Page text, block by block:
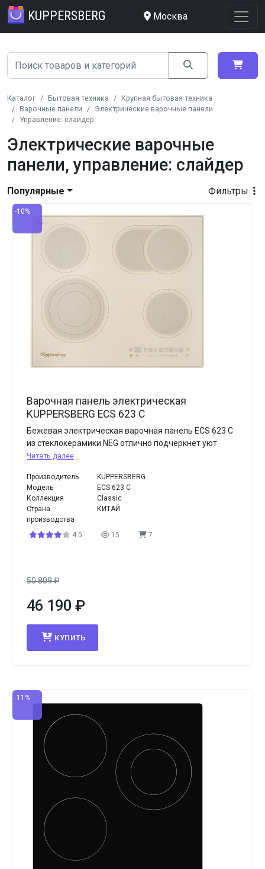
KUPPERSBERG Москва
Каталог Бытовая техника
Крупная бытовая техника
Варочные панели
Электрические варочные панели
Управление: слайдер
Электрические варочные
панели, управление: слайдер
Фильтры
Популярные
-10%
Варочная панель электрическая
KUPPERSBERG ECS 623 C
Бежевая электрическая варочная панель ECS 623 C
из стеклокерамики NEG отлично подчеркнет уют
Читать далее
Производитель
KUPPERSBERG
Модель
ECS 623 C
Коллекция
Classic
Страна
производства
КИТАЙ
4.5 15 7
50 809₽
46 190 ₽
КУПИТЬ
-11%